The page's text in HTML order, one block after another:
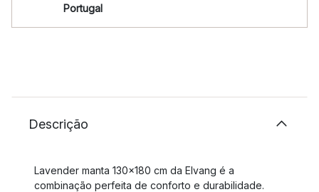
Portugal
Descrição
Lavender manta 130x180 cm da Elvang é a
combinação perfeita de conforto e durabilidade.